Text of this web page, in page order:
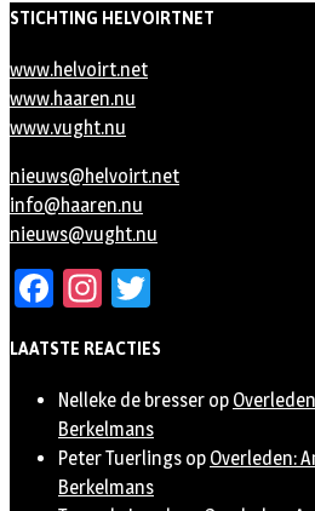
STICHTING HELVOIRTNET
www.helvoirt.net
www.haaren.nu
www.vught.nu
nieuws@helvoirt.net
info@haaren.nu
nieuws@vught.nu
Facebook
Instagram
LAATSTE REACTIES
Nelleke de bresser op
Berkelmans
Peter Tuerlings op Overleden:
Berkelmans